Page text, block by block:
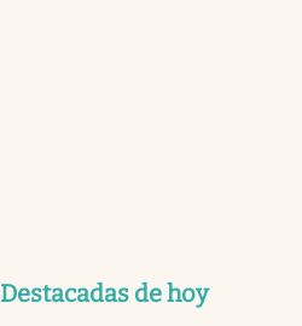
Destacadas de hoy